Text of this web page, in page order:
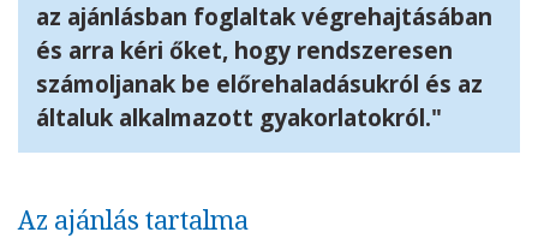
az ajánlásban foglaltak végrehajtásában
és arra kéri őket, hogy rendszeresen
számoljanak be előrehaladásukról és az
általuk alkalmazott gyakorlatokról."
Az ajánlás tartalma